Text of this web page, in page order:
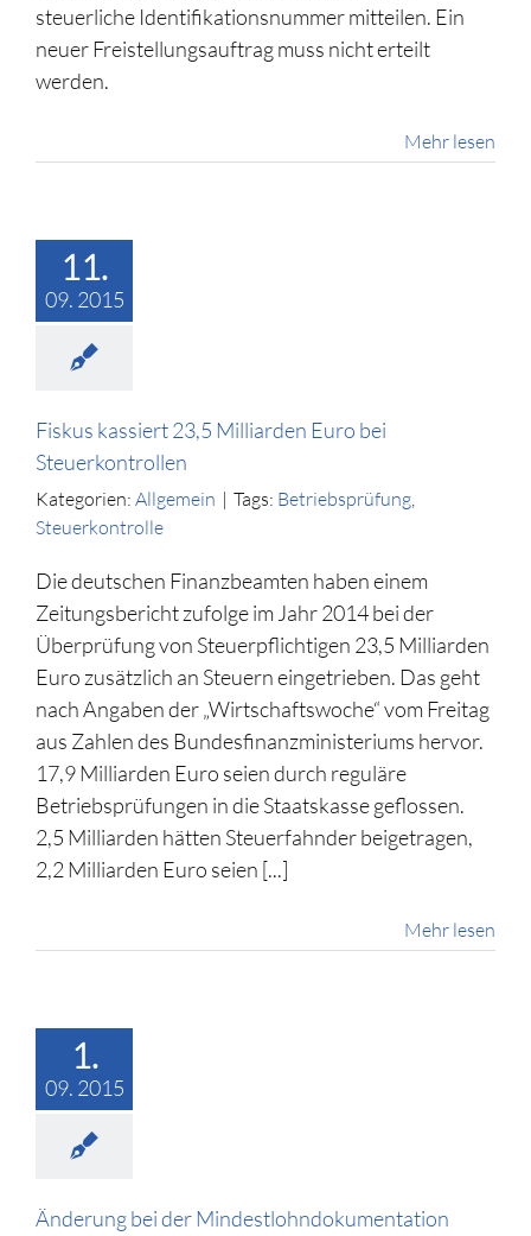
steuerliche Identifikationsnummer mitteilen. Ein
neuer Freistellungsauftrag muss nicht erteilt
werden.
Mehr lesen
11.
09. 2015
Fiskus kassiert 23,5 Milliarden Euro bei
Steuerkontrollen
Kategorien: Allgemein | Tags: Betriebsprüfung
Steuerkontrolle
Die deutschen Finanzbeamten haben einem
Zeitungsbericht zufolge im Jahr 2014 bei der
Überprüfung von Steuerpflichtigen 23,5 Milliarden
Euro zusätzlich an Steuern eingetrieben. Das geht
nach Angaben der „Wirtschaftswoche“ vom Freitag
aus Zahlen des Bundesfinanzministeriums hervor.
17,9 Milliarden Euro seien durch reguläre
Betriebsprüfungen in die Staatskasse geflossen.
2,5 Milliarden hätten Steuerfahnder beigetragen,
2,2 Milliarden Euro seien [...]
Mehr lesen
1.
09. 2015
Änderung bei der Mindestlohndokumentation